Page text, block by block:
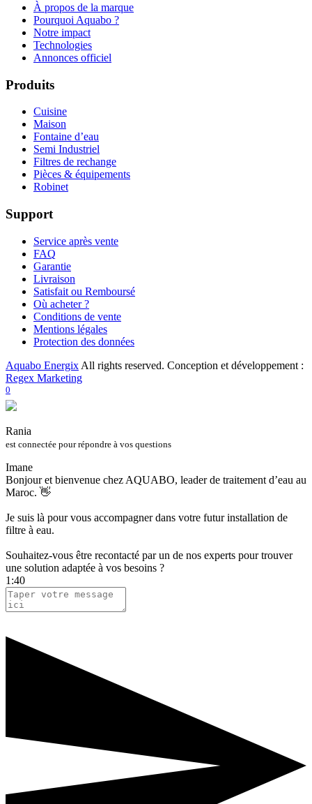
À propos de la marque
Pourquoi Aquabo ?
Notre impact
Technologies
Annonces officiel
Produits
Cuisine
Maison
Fontaine d’eau
Semi Industriel
Filtres de rechange
Pièces & équipements
Robinet
Support
Service après vente
FAQ
Garantie
Livraison
Satisfait ou Remboursé
Où acheter ?
Conditions de vente
Mentions légales
Protection des données
Aquabo Energix All rights reserved. Conception et développement :
Regex Marketing
0
Rania
est connectée pour répondre à vos questions
Imane
Bonjour et bienvenue chez AQUABO, leader de traitement d’eau au
Maroc. 👋
Je suis là pour vous accompagner dans votre futur installation de
filtre à eau.
Souhaitez-vous être recontacté par un de nos experts pour trouver
une solution adaptée à vos besoins ?
1:40